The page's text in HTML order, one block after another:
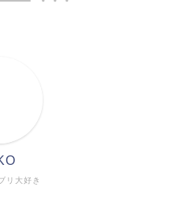
リ大好き